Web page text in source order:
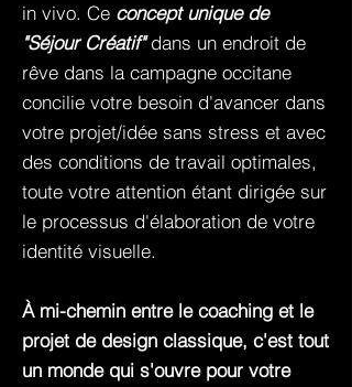
in vivo. Ce concept unique de
"Séjour Créatif"dans un endroit de
rêve dans la campagne occitane
concilie votre besoin d'avancer dans
votre projet/idée sans stress et avec
des conditions de travail optimales,
toute votre attention étant dirigée sur
le processus d'élaboration de votre
identité visuelle.
À mi-chemin entre le coaching et le
projet de design classique, c'est tout
un monde qui s'ouvre pour votre